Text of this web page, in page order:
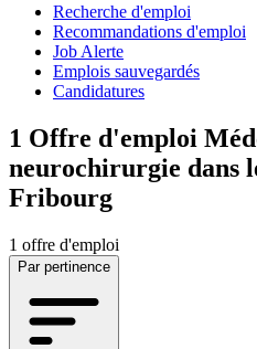
Recherche d'emploi
Recommandations d'emploi
Job Alerte
Emplois sauvegardés
Candidatures
1 Offre d'emploi
neurochirurgie dans
Fribourg
1 offre d'emploi
Par pertinence